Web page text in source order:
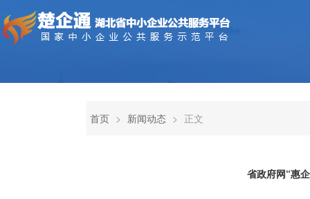
首页 > 新闻动态 > 正文
省政府网“惠